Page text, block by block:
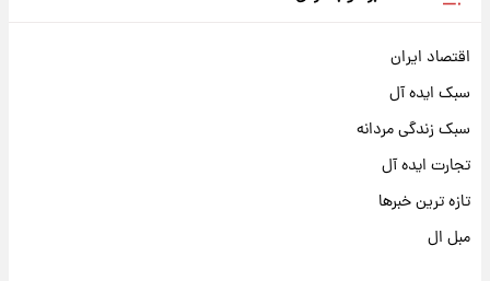
اقتصاد ایران
سبک ایده آل
سبک زندگی مردانه
تجارت ایده آل
تازه ترین خبرها
مبل ال